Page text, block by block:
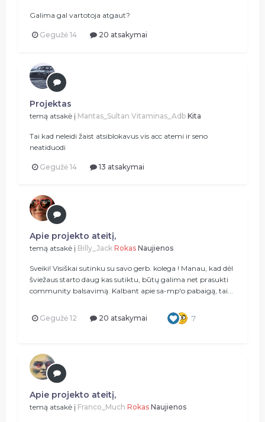
Galima gal vartotoja atgaut?
Gegužė 14 20 atsakymai
Projektas
temą atsakė į Mantas_Sultan Vitaminas_Adb Kita
Tai kad neleidi žaist atsiblokavus vis acc atemi ir seno
neatiduodi
Gegužė 14 13 atsakymai
Apie projekto ateitį,
temą atsakė į Billy_Jack Rokas Naujienos
Sveiki! Visiškai sutinku su savo gerb. kolega ! Manau, kad dėl
šviežaus starto daug kas sutiktu, būtų galima net prasukti
community balsavimą. Kalbant apie sa-mp'o pabaigą, tai...
Gegužė 12 20 atsakymai 7
Apie projekto ateitį,
temą atsakė į Franco_Much Rokas Naujienos